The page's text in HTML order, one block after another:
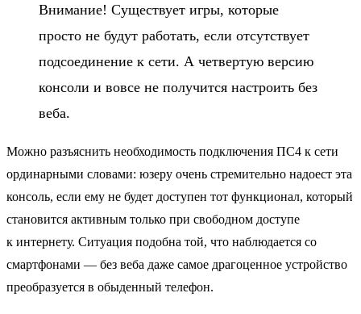
Внимание! Существует игры, которые
просто не будут работать, если отсутствует
подсоединение к сети. А четвертую версию
консоли и вовсе не получится настроить без
веба.
Можно разъяснить необходимость подключения ПС4 к сети
ординарными словами: юзеру очень стремительно надоест эта
консоль, если ему не будет доступен тот функционал, который
становится активным только при свободном доступе
к интернету. Ситуация подобна той, что наблюдается со
смартфонами — без веба даже самое драгоценное устройство
преобразуется в обыденный телефон.